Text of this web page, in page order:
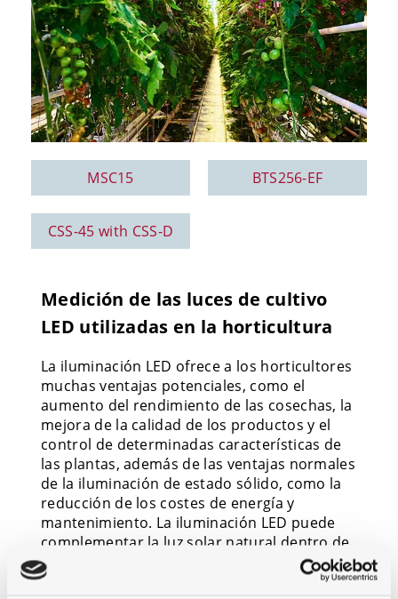
MSC15 BTS256-EF
CSS-45 with CSS-D
Medición de las luces de cultivo
LED utilizadas en la horticultura
La iluminación LED ofrece a los horticultores
muchas ventajas potenciales, como el
aumento del rendimiento de las cosechas, la
mejora de la calidad de los productos y el
control de determinadas características de
las plantas, además de las ventajas normales
de la iluminación de estado sólido, como la
reducción de los costes de energía y
mantenimiento. La iluminación LED puede
complementar la luz solar natural dentro de
los invernaderos para prolongar las
temporadas de cultivo de frutas, verduras y